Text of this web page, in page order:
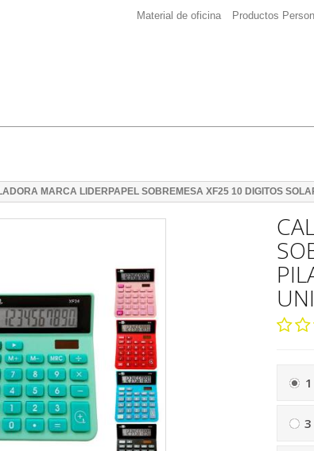
Material de oficina Productos
MARCA LIDERPAPEL SOBREMESA XF25 10 DIGITOS